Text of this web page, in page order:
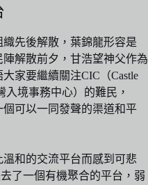
先後解散，葉錦龍形容是
陣解散前夕，甘浩望神父作為
家要繼續關注CIC（Castle
入境事務中心）的難民，
個可以一同發聲的渠道和平
和的交流平台而感到可悲
了一個有機聚合的平台，弱